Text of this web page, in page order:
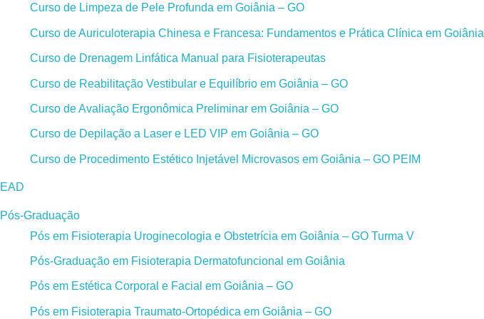
Curso de Limpeza de Pele Profunda em Goiânia – GO
Curso de Auriculoterapia Chinesa e Francesa: Fundamentos e Prática Clínica em Goiânia
Curso de Drenagem Linfática Manual para Fisioterapeutas
Curso de Reabilitação Vestibular e Equilíbrio em Goiânia – GO
Curso de Avaliação Ergonômica Preliminar em Goiânia – GO
Curso de Depilação a Laser e LED VIP em Goiânia – GO
Curso de Procedimento Estético Injetável Microvasos em Goiânia – GO PEIM
EAD
Pós-Graduação
Pós em Fisioterapia Uroginecologia e Obstetrícia em Goiânia – GO Turma V
Pós-Graduação em Fisioterapia Dermatofuncional em Goiânia
Pós em Estética Corporal e Facial em Goiânia – GO
Pós em Fisioterapia Traumato-Ortopédica em Goiânia – GO